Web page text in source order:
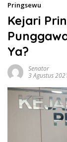
Pringsewu
Kejari
Ya?
Senator
3 Agustus